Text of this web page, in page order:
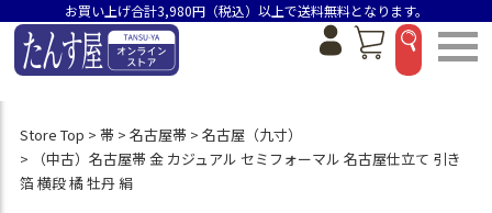
お買い上げ合計3,980円（税込）以上で送料無料となります。
Store Top 帯 名古屋帯
名古屋（九寸）
（中古）名古屋帯 金 カジュアル セミフォーマル 名古屋仕立て 引き
箔 横段 橘 牡丹 絹